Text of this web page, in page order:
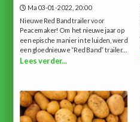
Ma 03-01-2022, 20:00
Nieuwe Red Band trailer voor
Peacemaker!Om het nieuwe jaar op
een epische manier in te luiden, werd
een gloednieuwe “Red Band” trailer...
Lees verder...